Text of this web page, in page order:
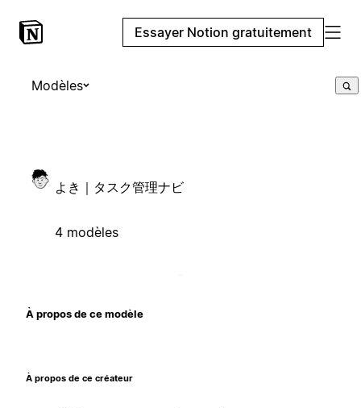
Essayer Notion gratuitement
Modèles
よき｜タスク管理ナビ
4 modèles
À propos de ce modèle
À propos de ce créateur